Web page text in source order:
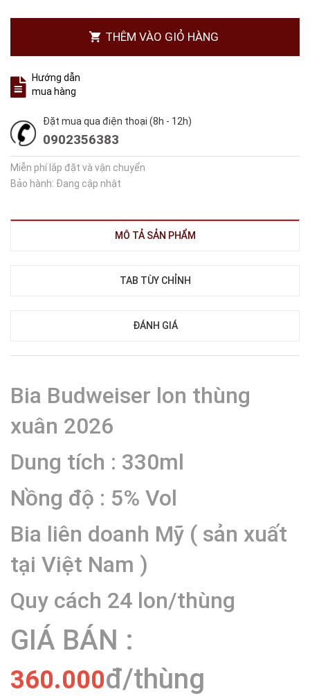
THÊM VÀO GIỎ HÀNG
Hướng dẫn
mua hàng
Đặt mua qua điện thoại (8h - 12h)
0902356383
Miễn phí lắp đặt và vận chuyển
Bảo hành: Đang cập nhật
MÔ TẢ SẢN PHẨM
TAB TÙY CHỈNH
ĐÁNH GIÁ
Bia Budweiser lon thùng
xuân 2026
Dung tích : 330ml
Nồng độ : 5% Vol
Bia liên doanh Mỹ ( sản xuất
tại Việt Nam )
Quy cách 24 lon/thùng
GIÁ BÁN :
360.000đ/thùng